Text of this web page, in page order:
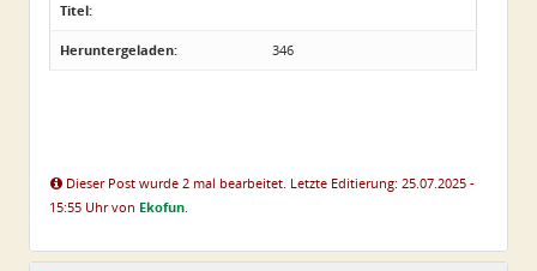
Titel:
Heruntergeladen: 346
Dieser Post wurde 2 mal bearbeitet. Letzte Editierung: 25.07.2025 -
15:55 Uhr von Ekofun.